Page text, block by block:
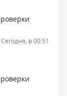
Сегодня, в 00:51